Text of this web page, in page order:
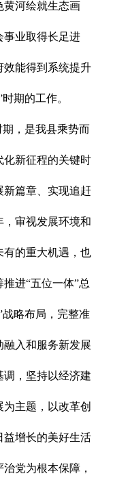
黄河绘就生态画
事业取得长足进
效能得到系统提升
期的工作。
期，是我县乘势而
化新征程的关键时
新篇章、实现追赶
审视发展环境和
有的重大机遇，也
进“五位一体”总
略布局，完整准
入和服务新发展
，坚持以经济建
主题，以改革创
益增长的美好生活
党为根本保障，